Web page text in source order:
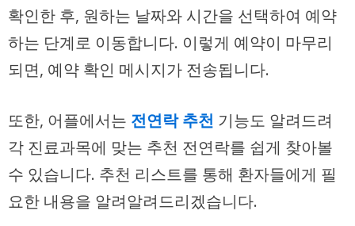
확인한 후, 원하는 날짜와 시간을 선택하여 예약
하는 단계로 이동합니다. 이렇게 예약이 마무리
되면, 예약 확인 메시지가 전송됩니다.
또한, 어플에서는 전연락 추천 기능도 알려드려
각 진료과목에 맞는 추천 전연락를 쉽게 찾아볼
수 있습니다. 추천 리스트를 통해 환자들에게 필
요한 내용을 알려알려드리겠습니다.